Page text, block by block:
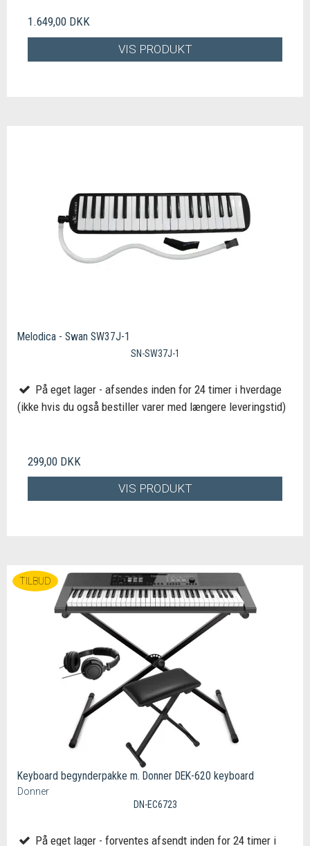
1.649,00 DKK
VIS PRODUKT
Melodica - Swan SW37J-1
SN-SW37J-1
På eget lager - afsendes inden for 24 timer i hverdage
(ikke hvis du også bestiller varer med længere leveringstid)
299,00 DKK
VIS PRODUKT
TILBUD
Keyboard begynderpakke m. Donner DEK-620 keyboard
Donner
DN-EC6723
På eget lager - forventes afsendt inden for 24 timer i